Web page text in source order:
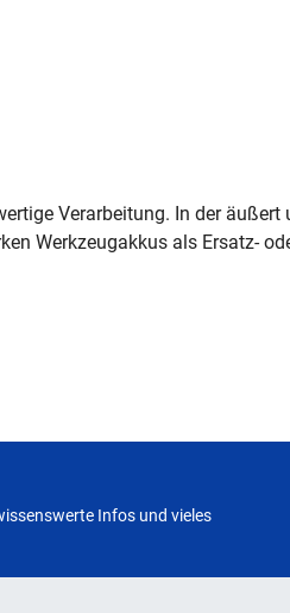
Verarbeitung. In der äußert
Werkzeugakkus als Ersatz-
Infos und vieles